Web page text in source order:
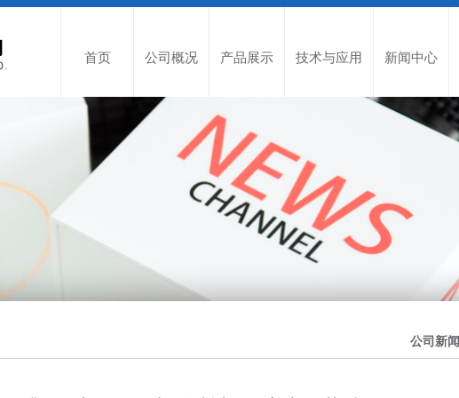
首页 公司概况 产品展示 技术与应用 新闻中心
公司新闻